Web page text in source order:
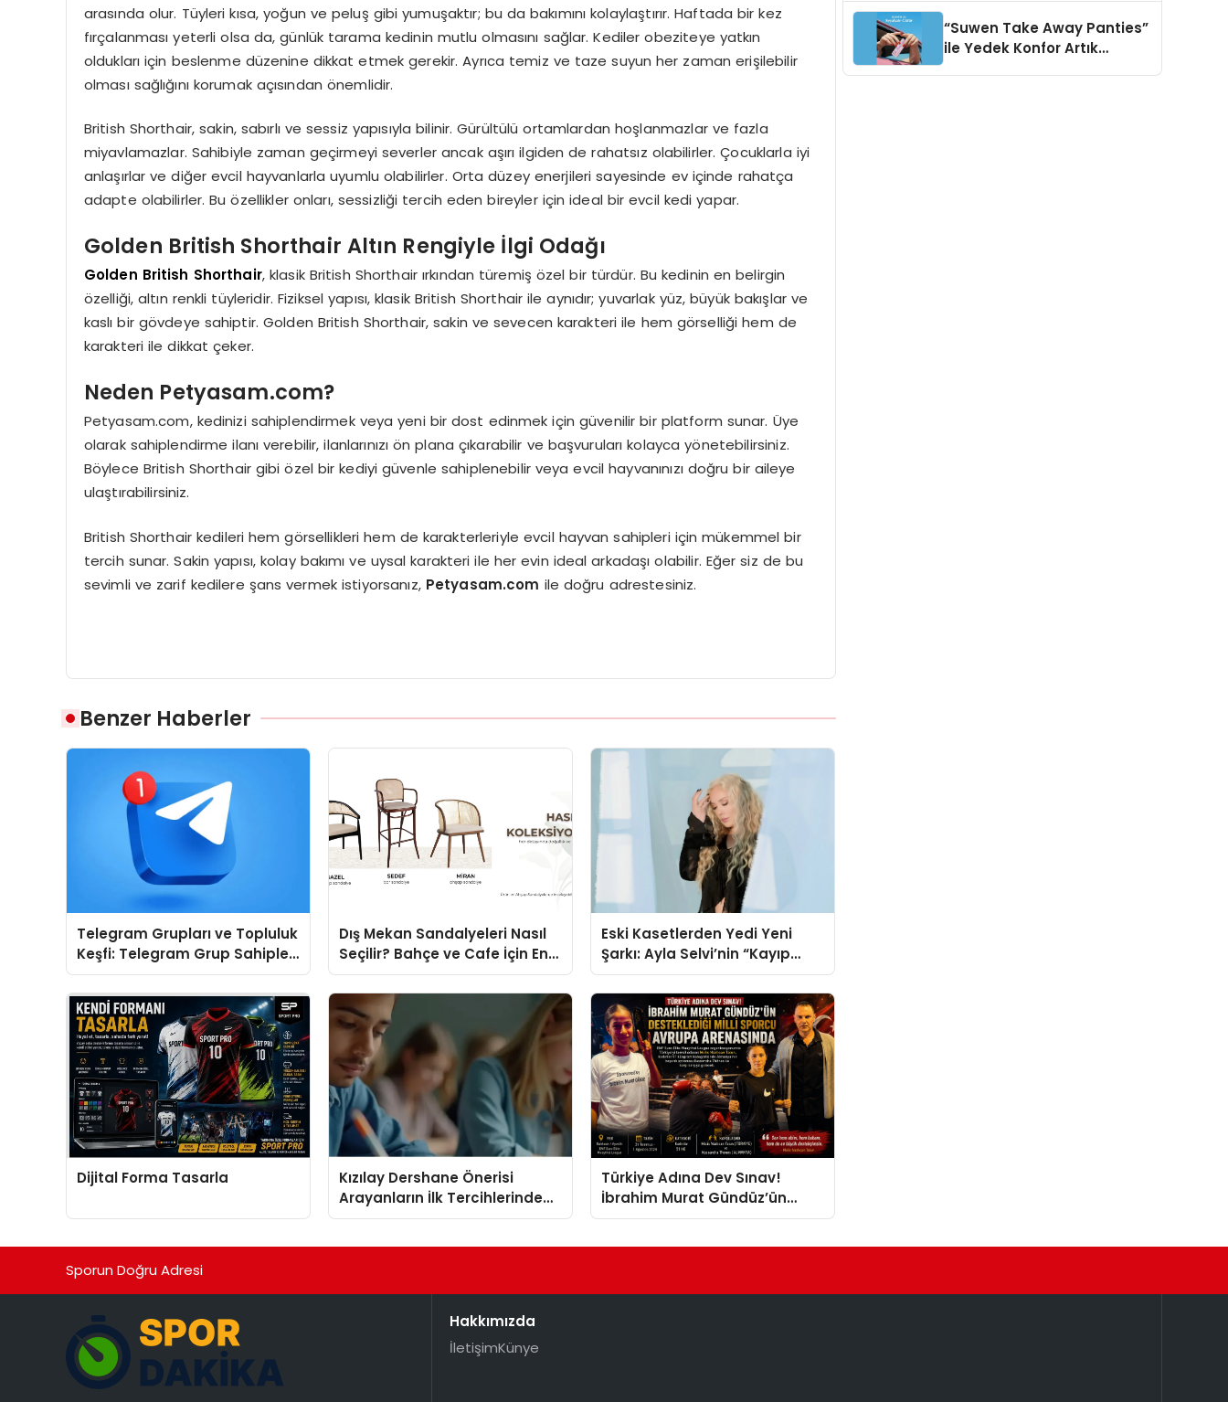
arasında olur. Tüyleri kısa, yoğun ve peluş gibi yumuşaktır; bu da bakımını kolaylaştırır. Haftada bir kez
fırçalanması yeterli olsa da, günlük tarama kedinin mutlu olmasını sağlar. Kediler obeziteye yatkın
oldukları için beslenme düzenine dikkat etmek gerekir. Ayrıca temiz ve taze suyun her zaman erişilebilir
olması sağlığını korumak açısından önemlidir.
British Shorthair, sakin, sabırlı ve sessiz yapısıyla bilinir. Gürültülü ortamlardan hoşlanmazlar ve fazla
miyavlamazlar. Sahibiyle zaman geçirmeyi severler ancak aşırı ilgiden de rahatsız olabilirler. Çocuklarla iyi
anlaşırlar ve diğer evcil hayvanlarla uyumlu olabilirler. Orta düzey enerjileri sayesinde ev içinde rahatça
adapte olabilirler. Bu özellikler onları, sessizliği tercih eden bireyler için ideal bir evcil kedi yapar.
Golden British Shorthair Altın Rengiyle İlgi Odağı
Golden British Shorthair, klasik British Shorthair ırkından türemiş özel bir türdür. Bu kedinin en belirgin
özelliği, altın renkli tüyleridir. Fiziksel yapısı, klasik British Shorthair ile aynıdır; yuvarlak yüz, büyük bakışlar ve
kaslı bir gövdeye sahiptir. Golden British Shorthair, sakin ve sevecen karakteri ile hem görselliği hem de
karakteri ile dikkat çeker.
Neden Petyasam.com?
Petyasam.com, kedinizi sahiplendirmek veya yeni bir dost edinmek için güvenilir bir platform sunar. Üye
olarak sahiplendirme ilanı verebilir, ilanlarınızı ön plana çıkarabilir ve başvuruları kolayca yönetebilirsiniz.
Böylece British Shorthair gibi özel bir kediyi güvenle sahiplenebilir veya evcil hayvanınızı doğru bir aileye
ulaştırabilirsiniz.
British Shorthair kedileri hem görsellikleri hem de karakterleriyle evcil hayvan sahipleri için mükemmel bir
tercih sunar. Sakin yapısı, kolay bakımı ve uysal karakteri ile her evin ideal arkadaşı olabilir. Eğer siz de bu
sevimli ve zarif kedilere şans vermek istiyorsanız, Petyasam.com ile doğru adrestesiniz.
Benzer Haberler
Telegram Grupları ve Topluluk
Keşfi: Telegram Grup Sahipleri
İçin Görünürlük Fırsatı
Dış Mekan Sandalyeleri Nasıl
Seçilir? Bahçe ve Cafe İçin En
Doğru Modeller
Eski Kasetlerden Yedi Yeni
Şarkı: Ayla Selvi’nin “Kayıp
Kasetler 1” Albümü 31
Temmuz’da Çıktı
Dijital Forma Tasarla
Kızılay Dershane Önerisi
Arayanların İlk Tercihlerinden
Biri
Türkiye Adına Dev Sınav!
İbrahim Murat Gündüz’ün
Desteklediği Milli Sporcu
“Suwen Take Away Panties”
ile Yedek Konfor Artık
Sporun Doğru Adresi
Hakkımızda
İletişimKünye